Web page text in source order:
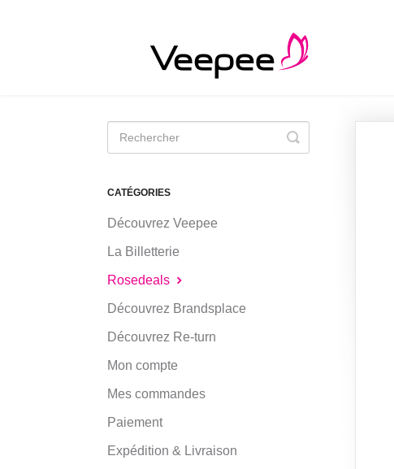
Toggle
Search
CATÉGORIES
Découvrez Veepee
La Billetterie
Rosedeals
Découvrez Brandsplace
Découvrez Re-turn
Mon compte
Mes commandes
Paiement
Expédition & Livraison